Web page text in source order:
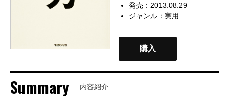
発売：2013.08.29
ジャンル：実用
購入
Summary 内容紹介